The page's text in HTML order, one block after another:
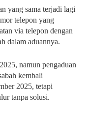
yang sama terjadi lagi
telepon yang
via telepon dengan
dalam aduannya.
namun pengaduan
kembali
2025, tetapi
tanpa solusi.